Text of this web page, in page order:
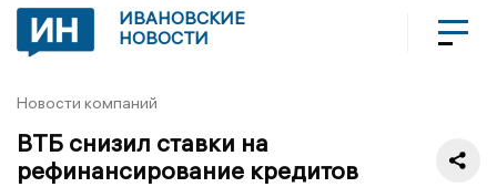
ИВАНОВСКИЕ
НОВОСТИ
Новости компаний
ВТБ снизил ставки на
рефинансирование кредитов